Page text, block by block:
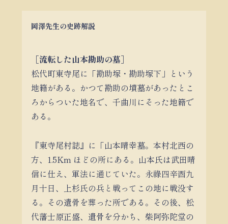
岡澤先生の史跡解説
［流転した山本勘助の墓］
松代町東寺尾に「勘助塚・勘助塚下」という
地籍がある。かつて勘助の墳墓があったとこ
ろからついた地名で、千曲川にそった地籍で
ある。
『東寺尾村誌』に「山本晴幸墓。本村北西の
方、1.5Km ほどの所にある。山本氏は武田晴
信に仕え、軍法に通じていた。永祿四辛酉九
月十日、上杉氏の兵と戦ってこの地に戦没す
る。その遺骨を葬った所である。その後、松
代藩士原正盛、遺骨を分かち、柴阿弥陀堂の